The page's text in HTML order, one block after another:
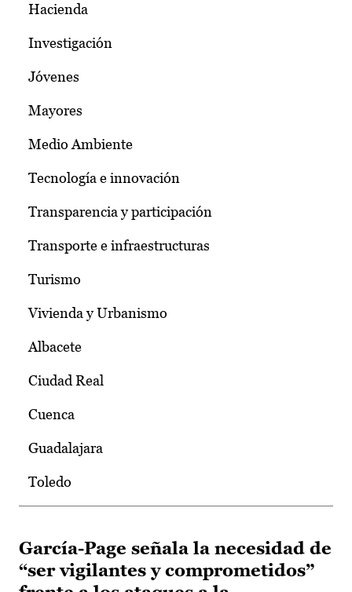
Hacienda
Investigación
Jóvenes
Mayores
Medio Ambiente
Tecnología e innovación
Transparencia y participación
Transporte e infraestructuras
Turismo
Vivienda y Urbanismo
Albacete
Ciudad Real
Cuenca
Guadalajara
Toledo
García-Page señala la necesidad de
“ser vigilantes y comprometidos”